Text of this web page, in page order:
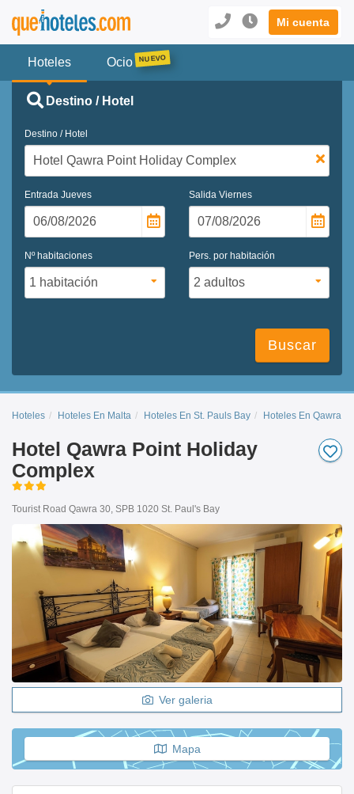
Mi cuenta
Hoteles Ocio
Destino / Hotel
Destino / Hotel
Entrada Jueves Salida Viernes
Nº habitaciones Pers. por habitación
Buscar
Hoteles Hoteles En Malta Hoteles En St. Pauls Bay Hoteles En Qawra
Hotel Qawra Point Holiday
Complex
Tourist Road Qawra 30, SPB 1020 St. Paul's Bay
Ver galeria
Mapa